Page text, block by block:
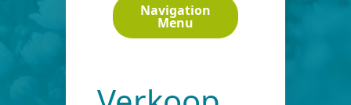
Navigation
Menu